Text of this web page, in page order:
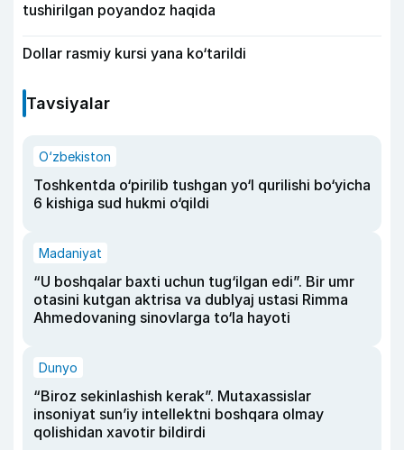
tushirilgan poyandoz haqida
Dollar rasmiy kursi yana ko‘tarildi
Tavsiyalar
O‘zbekiston
Toshkentda o‘pirilib tushgan yo‘l qurilishi bo‘yicha
6 kishiga sud hukmi o‘qildi
Madaniyat
“U boshqalar baxti uchun tug‘ilgan edi”. Bir umr
otasini kutgan aktrisa va dublyaj ustasi Rimma
Ahmedovaning sinovlarga to‘la hayoti
Dunyo
“Biroz sekinlashish kerak”. Mutaxassislar
insoniyat sun’iy intellektni boshqara olmay
qolishidan xavotir bildirdi